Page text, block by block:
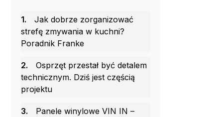
1.
Jak dobrze zorganizować
strefę zmywania w kuchni?
Poradnik Franke
2.
Osprzęt przestał być detalem
technicznym. Dziś jest częścią
projektu
3.
Panele winylowe VIN IN –